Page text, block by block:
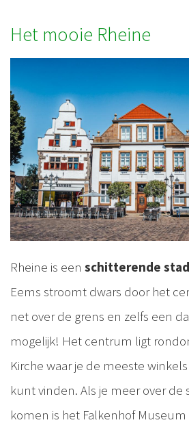
Het mooie Rheine
Rheine is een schitterende stad
Eems stroomt dwars door het
net over de grens en zelfs een
mogelijk! Het centrum ligt
Kirche waar je de meeste
kunt vinden. Als je meer over
komen is het Falkenhof Museum